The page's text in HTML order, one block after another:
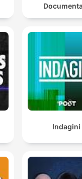
Indagini